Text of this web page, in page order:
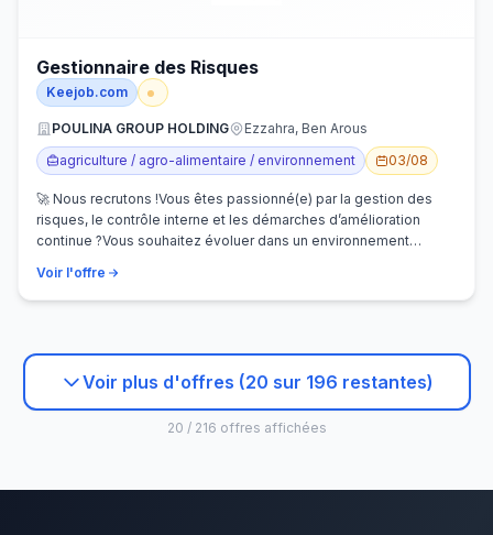
Gestionnaire des Risques
Keejob.com
POULINA GROUP HOLDING
Ezzahra, Ben Arous
agriculture / agro-alimentaire / environnement
03/08
🚀 Nous recrutons !Vous êtes passionné(e) par la gestion des
risques, le contrôle interne et les démarches d’amélioration
continue ?Vous souhaitez évoluer dans un environnement
Voir l'offre
Voir plus d'offres (20 sur 196 restantes)
20 / 216 offres affichées